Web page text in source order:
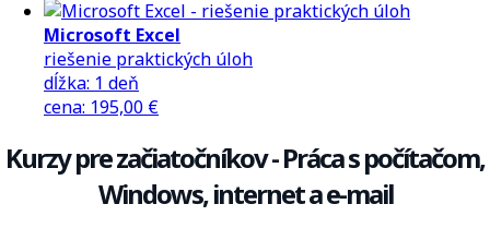
Microsoft Excel
riešenie praktických úloh
dĺžka: 1 deň
cena: 195,00 €
Kurzy pre začiatočníkov - Práca s počítačom,
Windows, internet a e-mail